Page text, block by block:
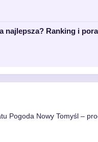
najlepsza? Ranking i
Pogoda Nowy Tomyśl –